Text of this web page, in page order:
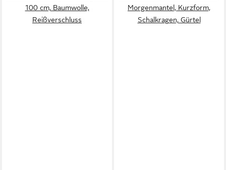
100 cm, Baumwolle,
Reißverschluss
Morgenmantel, Kurzform,
Schalkragen, Gürtel